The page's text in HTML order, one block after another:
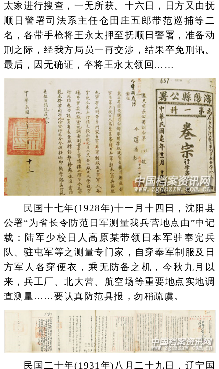
太家进行搜查，一无所获。十六日，日方又由抚
顺日警署司法系主任仓田庄五郎带范巡捕等二
名，各带手枪将王永太押至抚顺日警署，准备动
刑之际，经我方局员一再交涉，结果卒免刑讯。
最后，因无确证，卒将王永太领回……
民国十七年(1928年)十一月十四日，沈阳县
公署“为省长令防范日军测量我兵营地点由”中记
载：陆军少校日人高原某带领日本军驻奉宪兵
队、驻屯军等之测量专门家，自穿奉军制服及日
方军人各穿便衣，乘无防备之机，今秋九月以
来，兵工厂、北大营、航空场等重要地点实地调
查测量……要认真防范具报，勿稍疏虞。
民国二十年(1931年)八月二十九日，辽宁国